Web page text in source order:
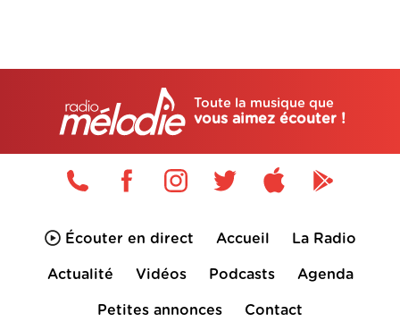
Toute la musique que
vous aimez écouter !
Écouter en direct Accueil La Radio
Actualité Vidéos Podcasts Agenda
Petites annonces Contact